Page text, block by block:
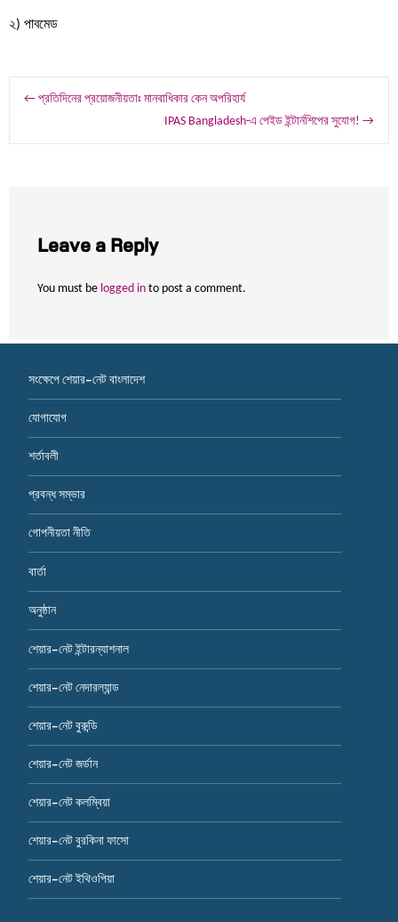
২) পাবমেড
Post
← প্রতিদিনের প্রয়োজনীয়তাঃ মানবাধিকার কেন অপরিহার্য
IPAS Bangladesh-এ পেইড ইন্টার্নশিপের সুযোগ! →
Leave a Reply
You must be logged in to post a comment.
সংক্ষেপে শেয়ার-নেট বাংলাদেশ
যোগাযোগ
শর্তাবলী
প্রবন্ধ সম্ভার
গোপনীয়তা নীতি
বার্তা
অনুষ্ঠান
শেয়ার-নেট ইন্টারন্যাশনাল
শেয়ার-নেট নেদারল্যান্ড
শেয়ার-নেট বুরুন্ডি
শেয়ার-নেট জর্ডান
শেয়ার-নেট কলম্বিয়া
শেয়ার-নেট বুরকিনা ফাসো
শেয়ার-নেট ইথিওপিয়া